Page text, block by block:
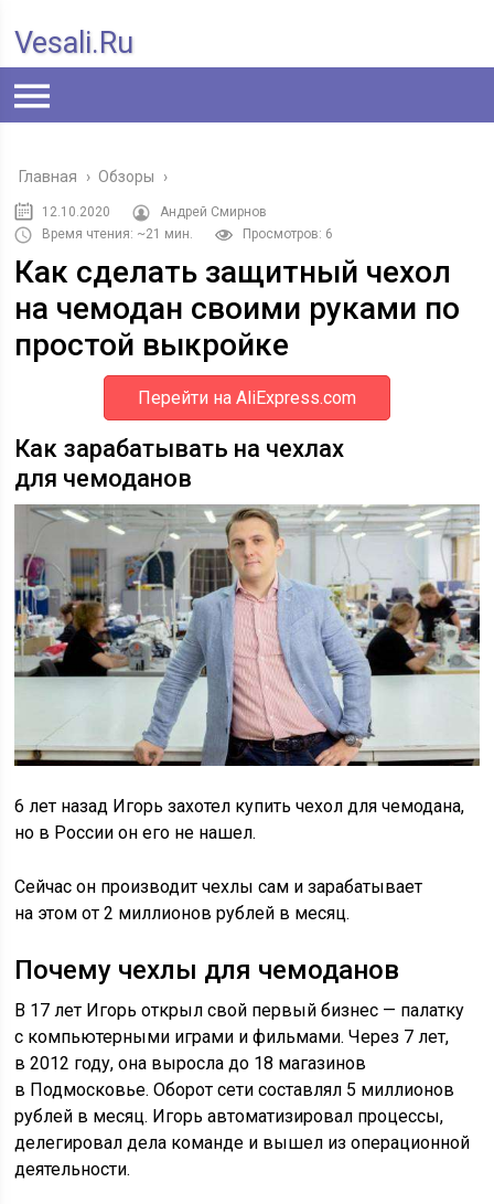
Vesali.ru
Главная › Обзоры ›
12.10.2020
Андрей Смирнов
Время чтения: ~21 мин.
Просмотров: 6
Как сделать защитный чехол
на чемодан своими руками по
простой выкройке
Перейти на AliExpress.com
Как зарабатывать на чехлах
для чемоданов
6 лет назад Игорь захотел купить чехол для чемодана,
но в России он его не нашел.
Сейчас он производит чехлы сам и зарабатывает
на этом от 2 миллионов рублей в месяц.
Почему чехлы для чемоданов
В 17 лет Игорь открыл свой первый бизнес — палатку
с компьютерными играми и фильмами. Через 7 лет,
в 2012 году, она выросла до 18 магазинов
в Подмосковье. Оборот сети составлял 5 миллионов
рублей в месяц. Игорь автоматизировал процессы,
делегировал дела команде и вышел из операционной
деятельности.